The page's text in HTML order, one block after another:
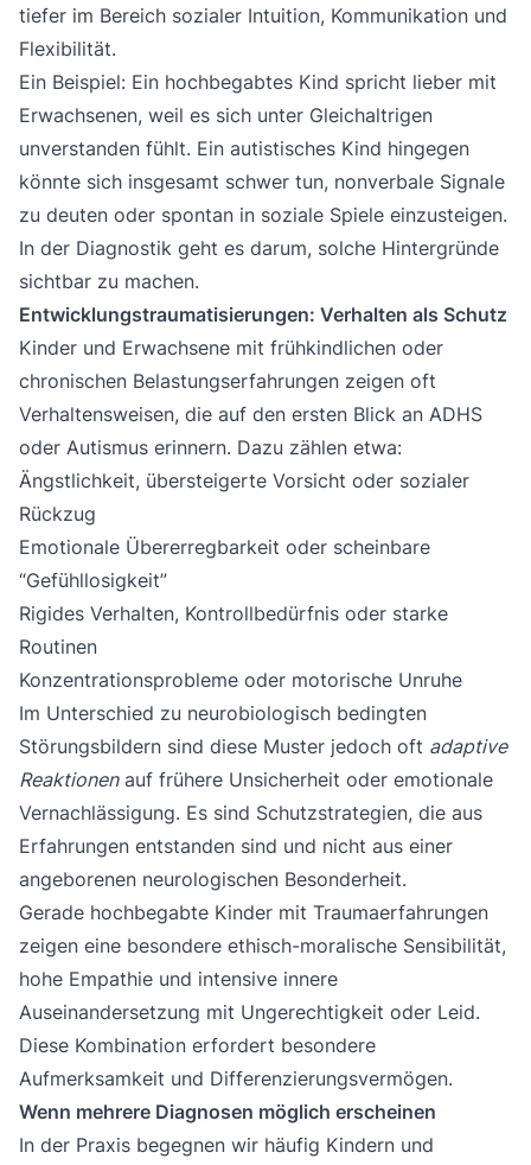
tiefer im Bereich sozialer Intuition, Kommunikation und
Flexibilität.
Ein Beispiel: Ein hochbegabtes Kind spricht lieber mit
Erwachsenen, weil es sich unter Gleichaltrigen
unverstanden fühlt. Ein autistisches Kind hingegen
könnte sich insgesamt schwer tun, nonverbale Signale
zu deuten oder spontan in soziale Spiele einzusteigen.
In der Diagnostik geht es darum, solche Hintergründe
sichtbar zu machen.
Entwicklungstraumatisierungen: Verhalten als Schutz
Kinder und Erwachsene mit frühkindlichen oder
chronischen Belastungserfahrungen zeigen oft
Verhaltensweisen, die auf den ersten Blick an ADHS
oder Autismus erinnern. Dazu zählen etwa:
Ängstlichkeit, übersteigerte Vorsicht oder sozialer
Rückzug
Emotionale Übererregbarkeit oder scheinbare
“Gefühllosigkeit”
Rigides Verhalten, Kontrollbedürfnis oder starke
Routinen
Konzentrationsprobleme oder motorische Unruhe
Im Unterschied zu neurobiologisch bedingten
Störungsbildern sind diese Muster jedoch oft adaptive
Reaktionenauf frühere Unsicherheit oder emotionale
Vernachlässigung. Es sind Schutzstrategien, die aus
Erfahrungen entstanden sind und nicht aus einer
angeborenen neurologischen Besonderheit.
Gerade hochbegabte Kinder mit Traumaerfahrungen
zeigen eine besondere ethisch-moralische Sensibilität,
hohe Empathie und intensive innere
Auseinandersetzung mit Ungerechtigkeit oder Leid.
Diese Kombination erfordert besondere
Aufmerksamkeit und Differenzierungsvermögen.
Wenn mehrere Diagnosen möglich erscheinen
In der Praxis begegnen wir häufig Kindern und